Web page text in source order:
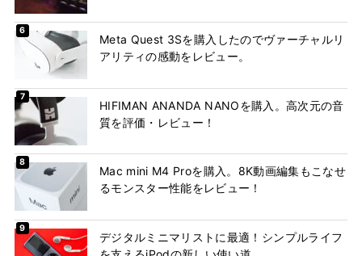
Meta Quest 3Sを購入したのでヴァーチャルリ
アリティの感動をレビュー。
HIFIMAN ANANDA NANOを購入。高次元の音
質を評価・レビュー！
Mac mini M4 Proを購入。8K動画編集もこなせ
るモンスター性能をレビュー！
デジタルミニマリストに最適！シンプルライフ